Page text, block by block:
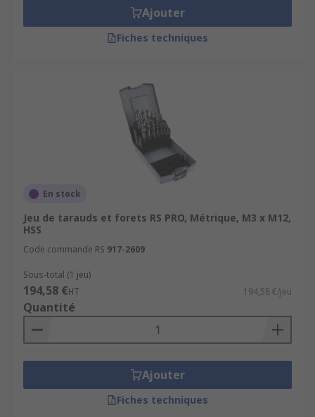
Ajouter
Fiches techniques
En stock
Jeu de tarauds et forets RS PRO, Métrique, M3 x M12,
HSS
Code commande RS 917-2609
Sous-total (1 jeu)
194,58 €HT 194,58 €/jeu
Quantité
Ajouter
Fiches techniques